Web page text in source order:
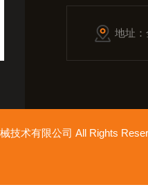
地址
技术有限公司 All Rights